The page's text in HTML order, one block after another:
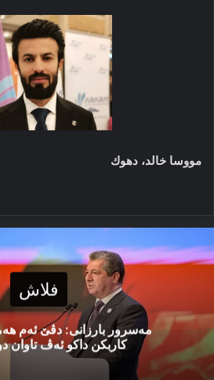
مووسا خالد، دهوك
فلاش
مەسرور بارزانی: دڤێ ئەم
کاربکن داکو ئەڤ تاوان